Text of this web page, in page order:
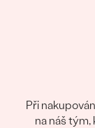
Při
na náš